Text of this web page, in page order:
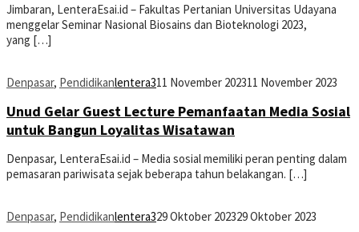
Jimbaran, LenteraEsai.id – Fakultas Pertanian Universitas Udayana
menggelar Seminar Nasional Biosains dan Bioteknologi 2023,
yang […]
Denpasar, Pendidikanlentera311 November 202311 November 2023
Unud Gelar Guest Lecture Pemanfaatan Media Sosial
untuk Bangun Loyalitas Wisatawan
Denpasar, LenteraEsai.id – Media sosial memiliki peran penting dalam
pemasaran pariwisata sejak beberapa tahun belakangan. […]
Denpasar, Pendidikanlentera329 Oktober 202329 Oktober 2023